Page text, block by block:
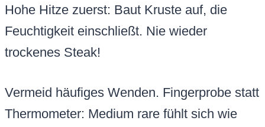
Hohe Hitze zuerst: Baut Kruste auf, die
Feuchtigkeit einschließt. Nie wieder
trockenes Steak!
Vermeid häufiges Wenden. Fingerprobe statt
Thermometer: Medium rare fühlt sich wie